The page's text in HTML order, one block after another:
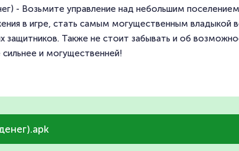
- Возьмите управление над небольшим
в игре, стать самым могущественным владыкой
Также не стоит забывать и об
и могущественней!